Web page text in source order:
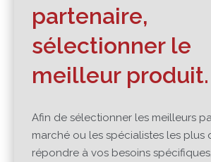
partenaire,
sélectionner le
meilleur produit.
Afin de sélectionner les meilleurs
marché ou les spécialistes les plus
répondre à vos besoins